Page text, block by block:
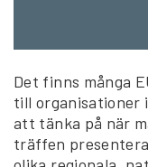
Det finns många
till organisationer
att tänka på när
träffen